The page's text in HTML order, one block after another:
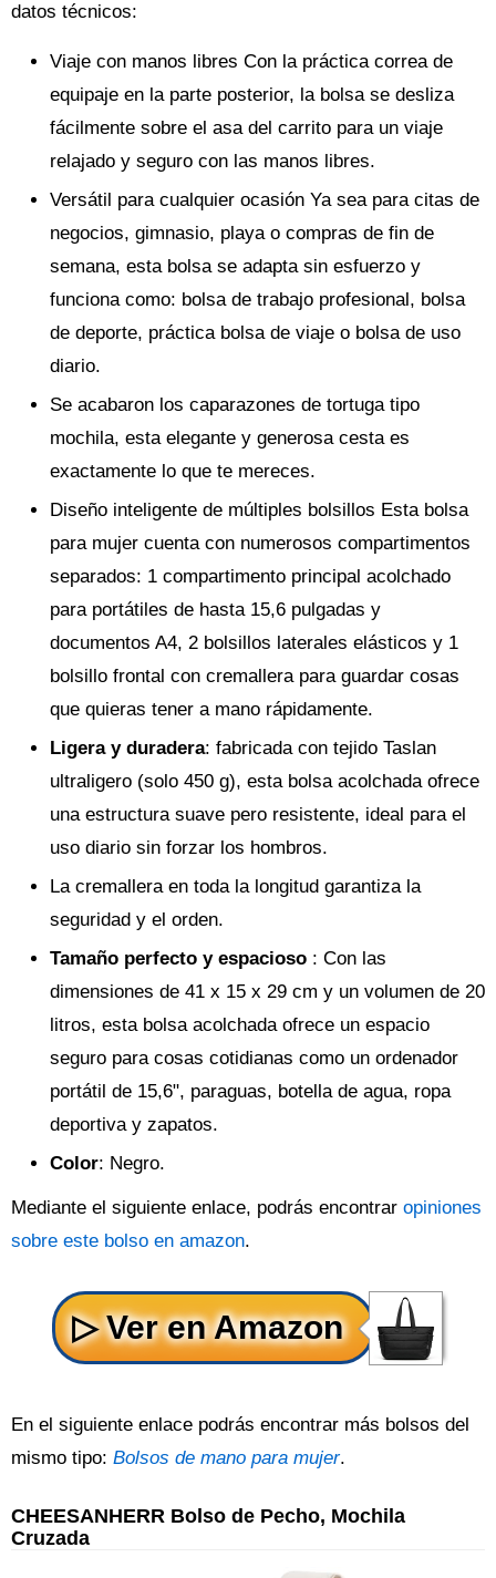
datos técnicos:
Viaje con manos libres Con la práctica correa de
equipaje en la parte posterior, la bolsa se desliza
fácilmente sobre el asa del carrito para un viaje
relajado y seguro con las manos libres.
Versátil para cualquier ocasión Ya sea para citas de
negocios, gimnasio, playa o compras de fin de
semana, esta bolsa se adapta sin esfuerzo y
funciona como: bolsa de trabajo profesional, bolsa
de deporte, práctica bolsa de viaje o bolsa de uso
diario.
Se acabaron los caparazones de tortuga tipo
mochila, esta elegante y generosa cesta es
exactamente lo que te mereces.
Diseño inteligente de múltiples bolsillos Esta bolsa
para mujer cuenta con numerosos compartimentos
separados: 1 compartimento principal acolchado
para portátiles de hasta 15,6 pulgadas y
documentos A4, 2 bolsillos laterales elásticos y 1
bolsillo frontal con cremallera para guardar cosas
que quieras tener a mano rápidamente.
Ligera y duradera: fabricada con tejido Taslan
ultraligero (solo 450 g), esta bolsa acolchada ofrece
una estructura suave pero resistente, ideal para el
uso diario sin forzar los hombros.
La cremallera en toda la longitud garantiza la
seguridad y el orden.
Tamaño perfecto y espacioso : Con las
dimensiones de 41 x 15 x 29 cm y un volumen de 20
litros, esta bolsa acolchada ofrece un espacio
seguro para cosas cotidianas como un ordenador
portátil de 15,6", paraguas, botella de agua, ropa
deportiva y zapatos.
Color: Negro.
Mediante el siguiente enlace, podrás encontrar opiniones
sobre este bolso en amazon.
En el siguiente enlace podrás encontrar más bolsos del
mismo tipo: Bolsos de mano para mujer.
CHEESANHERR Bolso de Pecho, Mochila
Cruzada